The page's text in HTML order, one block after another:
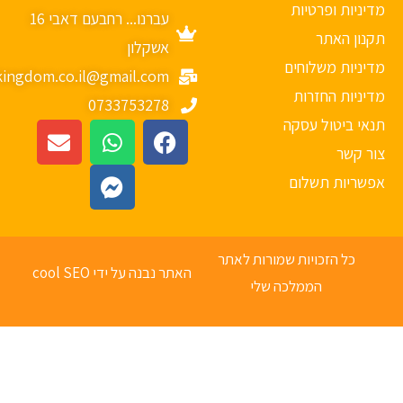
ופרטיות
האתר
משלוחים
החזרות
ביטול עסקה
קשר
תשלום
עברנו... רחבעם דאבי 16
אשקלון
mykingdom.co.il@gmail.com
0733753278
כל הזכויות שמורות לאתר
הממלכה שלי
האתר נבנה על ידי cool SEO